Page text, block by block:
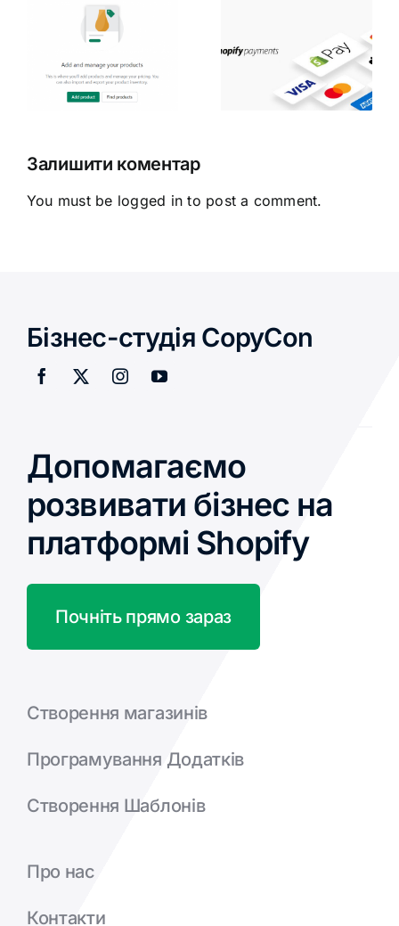
підключити
оплату для
Shopify
магазину в
Залишити коментар
You must be logged in to post a comment.
Бізнес-студія CopyCon
Допомагаємо
розвивати бізнес на
платформі Shopify
Почніть прямо зараз
Створення магазинів
Програмування Додатків
Створення Шаблонів
Про нас
Контакти